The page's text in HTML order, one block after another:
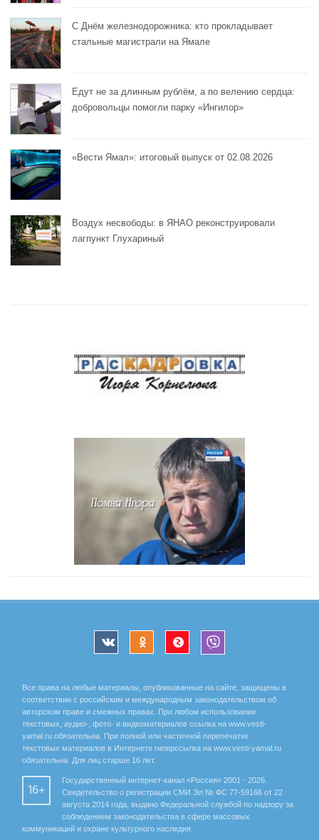
С Днём железнодорожника: кто прокладывает
стальные магистрали на Ямале
Едут не за длинным рублём, а по велению сердца:
добровольцы помогли парку «Ингилор»
«Вести Ямал»: итоговый выпуск от 02.08.2026
Воздух несвободы: в ЯНАО реконструировали
лагпункт Глухариный
Все права на любые материалы, опубликованные на сайте, защищены в
соответствии с российским и международным законодательством об
авторском праве и смежных правах. При любом использовании
текстовых, аудио-, фото- и видеоматериалов ссылка на www.vesti-
yamal.ru обязательна. При полной или частичной перепечатке
текстовых материалов в Интернете гиперссылка на www.vesti-yamal.ru
обязательна. Для лиц старше 16 лет.
16+
Государственный интернет-канал «Россия» 2001 - 2026.
Свидетельство о регистрации СМИ Эл № ФС 77-59166 от 22
августа 2014 года, выдано Федеральной службой по надзору за
соблюдением законодательства в сфере массовых
коммуникаций и охране культурного наследия.